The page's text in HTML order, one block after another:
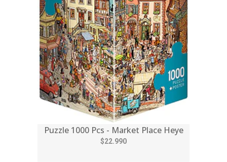
Puzzle 1000 Pcs - Market Place Heye
$22.990